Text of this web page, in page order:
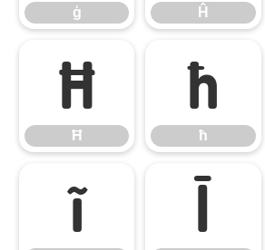
ģ Ĥ
Ħ
Ħ
ħ
ħ
ĩ Ī